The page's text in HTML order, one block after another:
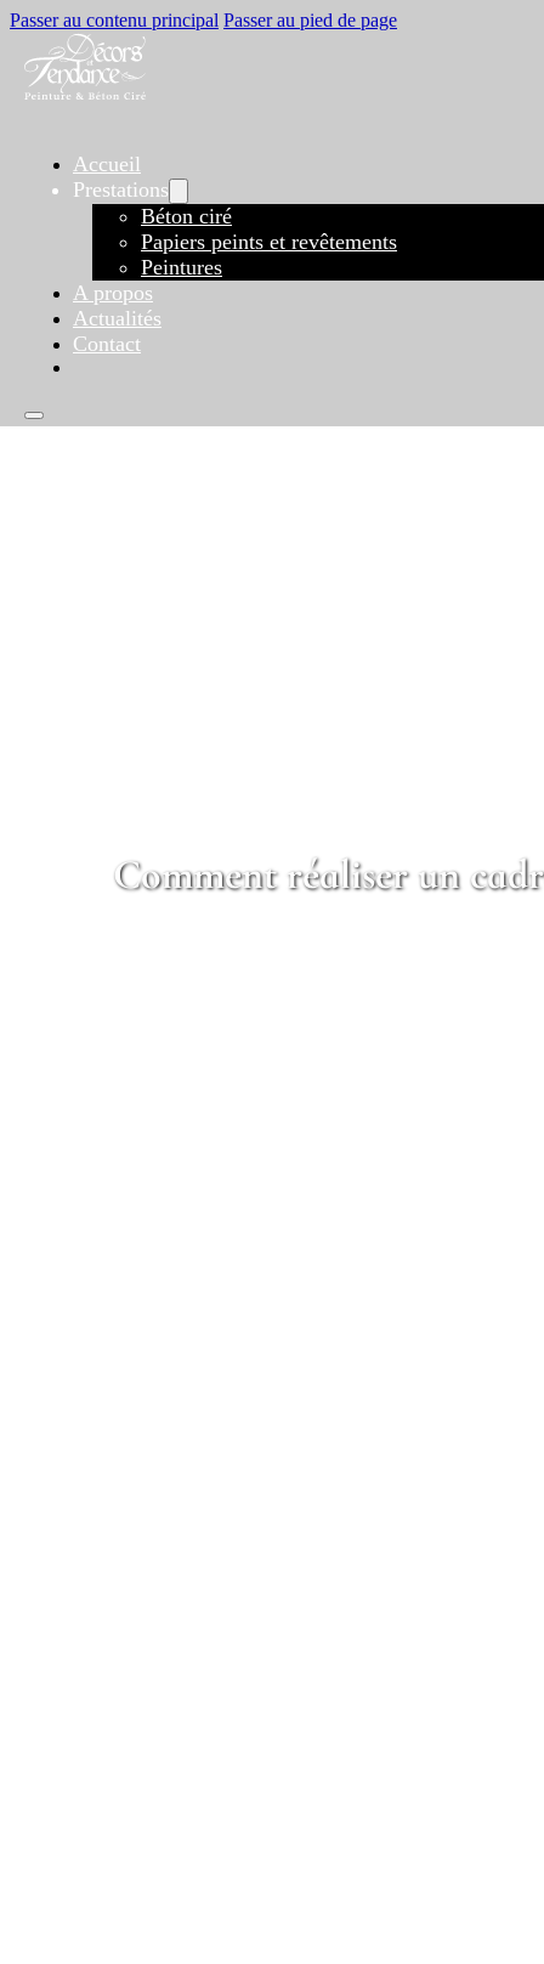
Passer au contenu principal Passer au pied de page
Accueil
Prestations
Béton ciré
Papiers peints et revêtements
Peintures
A propos
Actualités
Contact
Comment réaliser un